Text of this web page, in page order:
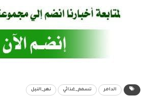
الدامر تسمم_غذائي نهر_النيل